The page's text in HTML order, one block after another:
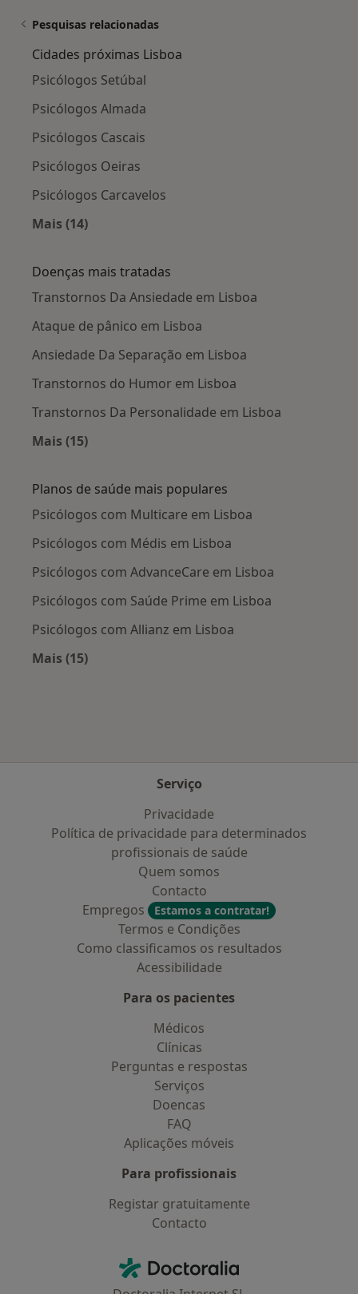
Pesquisas relacionadas
Cidades próximas Lisboa
Psicólogos Setúbal
Psicólogos Almada
Psicólogos Cascais
Psicólogos Oeiras
Psicólogos Carcavelos
Mais (14)
Doenças mais tratadas
Transtornos Da Ansiedade em Lisboa
Ataque de pânico em Lisboa
Ansiedade Da Separação em Lisboa
Transtornos do Humor em Lisboa
Transtornos Da Personalidade em Lisboa
Mais (15)
Planos de saúde mais populares
Psicólogos com Multicare em Lisboa
Psicólogos com Médis em Lisboa
Psicólogos com AdvanceCare em Lisboa
Psicólogos com Saúde Prime em Lisboa
Psicólogos com Allianz em Lisboa
Mais (15)
Serviço
Privacidade
Política de privacidade para determinados
profissionais de saúde
Quem somos
Contacto
Empregos
Estamos a contratar!
Termos e Condições
Como classificamos os resultados
Acessibilidade
Para os pacientes
Médicos
Clínicas
Perguntas e respostas
Serviços
Doencas
FAQ
Aplicações móveis
Para profissionais
Registar gratuitamente
Contacto
Doctoralia - Homepage